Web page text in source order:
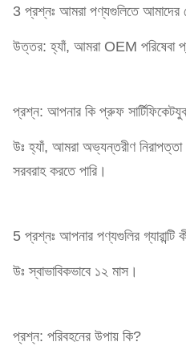
3 প্রশ্নঃ আমরা পণ্যগুলিতে আমাদের
উত্তর: হ্যাঁ, আমরা OEM পরিষেবা
প্রশ্ন: আপনার কি প্রুফ
উঃ হ্যাঁ, আমরা অভ্যন্তরীণ
সরবরাহ করতে পারি।
5 প্রশ্নঃ আপনার পণ্যগুলির গ্যারান্টি
উঃ স্বাভাবিকভাবে ১২ মাস।
প্রশ্ন: পরিবহনের উপায় কি?